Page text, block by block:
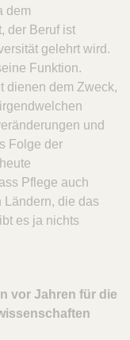
dem
der Beruf ist
gelehrt wird.
Funktion.
dienen dem Zweck,
und
Folge der
Pflege auch
Ländern, die das
es ja nichts
vor Jahren für die